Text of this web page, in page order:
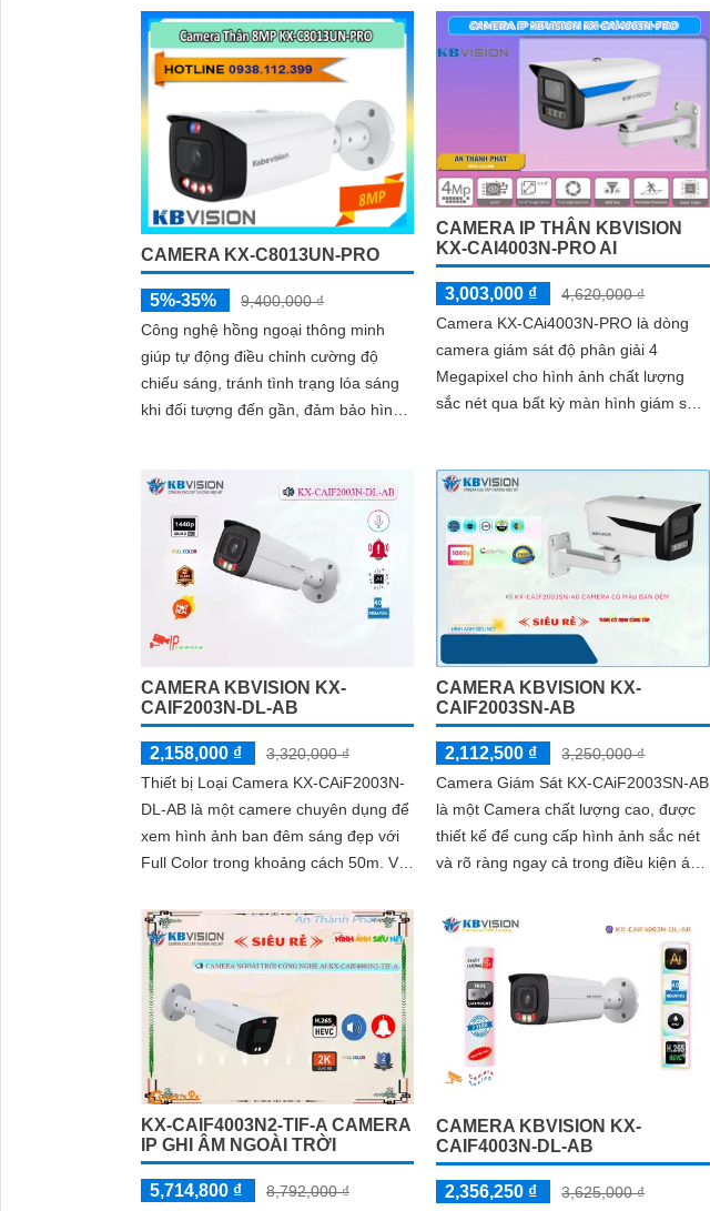
chip xử...
CAMERA KX-C8013UN-PRO
5%-35%
9,400,000 ₫
Công nghệ hồng ngoại thông minh
giúp tự động điều chỉnh cường độ
chiếu sáng, tránh tình trạng lóa sáng
khi đối tượng đến gần, đảm bảo hình
chống ngược sáng DWDR giúp
camera tái tạo màu sắc chính xác và
rõ ràng trong mọi điều kiện ánh sáng
phức tạp như ngược sáng mạnh hay
thiếu sáng
CAMERA IP THÂN KBVISION
KX-CAI4003N-PRO AI
3,003,000 ₫
4,620,000 ₫
Camera KX-CAi4003N-PRO là dòng
camera giám sát độ phân giải 4
Megapixel cho hình ảnh chất lượng
sắc nét qua bất kỳ màn hình giám sát
ảo, xâm nhập và phân biệt người/xe
(SMD Plus), cùng khả năng tìm kiếm
sự kiện thông minh giúp nâng cao hiệu
quả giám sát an ninh
CAMERA KBVISION KX-
CAIF2003N-DL-AB
2,158,000 ₫
3,320,000 ₫
Thiết bị Loại Camera KX-CAiF2003N-
DL-AB là một camere chuyên dụng để
xem hình ảnh ban đêm sáng đẹp với
Full Color trong khoảng cách 50m. Với
CAMERA KBVISION KX-
CAIF2003SN-AB
2,112,500 ₫
3,250,000 ₫
Camera Giám Sát KX-CAiF2003SN-AB
là một Camera chất lượng cao, được
thiết kế để cung cấp hình ảnh sắc nét
và rõ ràng ngay cả trong điều kiện ánh
KX-CAIF4003N2-TIF-A CAMERA
IP GHI ÂM NGOÀI TRỜI
5,714,800 ₫ 8,792,000 ₫
CAMERA KBVISION KX-
CAIF4003N-DL-AB
2,356,250 ₫ 3,625,000 ₫